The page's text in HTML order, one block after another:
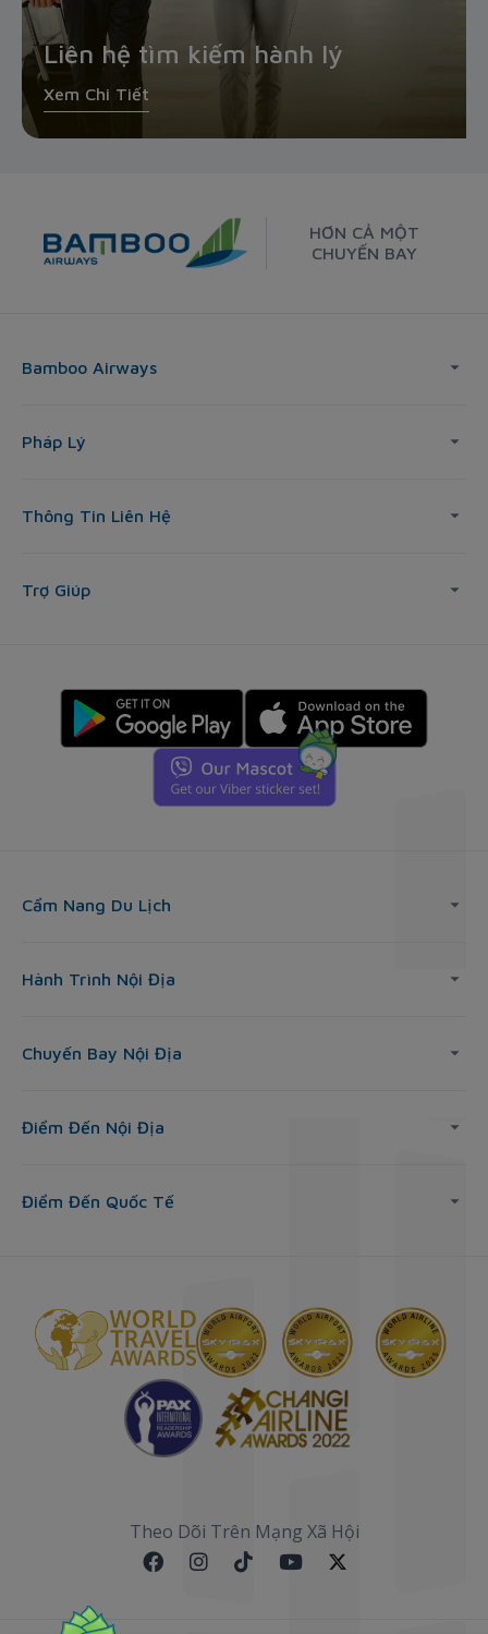
Liên hệ tìm kiếm hành lý
Xem Chi Tiết
HƠN CẢ MỘT
CHUYẾN BAY
Bamboo Airways
Pháp Lý
Thông Tin Liên Hệ
Trợ Giúp
Cẩm Nang Du Lịch
Hành Trình Nội Địa
Chuyến Bay Nội Địa
Điểm Đến Nội Địa
Điểm Đến Quốc Tế
Theo Dõi Trên Mạng Xã Hội